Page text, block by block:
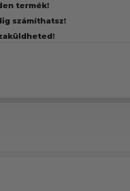
termék!
számíthatsz!